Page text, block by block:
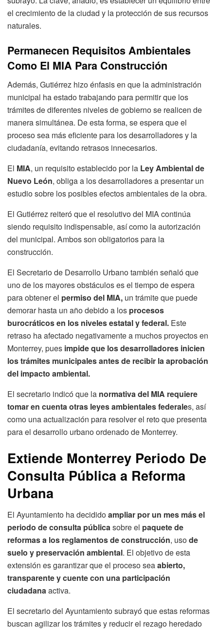
el crecimiento de la ciudad y la protección de sus recursos
naturales.
Permanecen Requisitos Ambientales
Como El MIA Para Construcción
Además, Gutiérrez hizo énfasis en que la administración
municipal ha estado trabajando para permitir que los
trámites de diferentes niveles de gobierno se realicen de
manera simultánea. De esta forma, se espera que el
proceso sea más eficiente para los desarrolladores y la
ciudadanía, evitando retrasos innecesarios.
El MIA, un requisito establecido por la Ley Ambiental de
Nuevo León, obliga a los desarrolladores a presentar un
estudio sobre los posibles efectos ambientales de la obra.
El Gutiérrez reiteró que el resolutivo del MIA continúa
siendo requisito indispensable, así como la autorización
del municipal. Ambos son obligatorios para la
construcción.
El Secretario de Desarrollo Urbano también señaló que
uno de los mayores obstáculos es el tiempo de espera
para obtener el permiso del MIA, un trámite que puede
demorar hasta un año debido a los procesos
burocráticos en los niveles estatal y federal. Este
retraso ha afectado negativamente a muchos proyectos en
Monterrey, pues impide que los desarrolladores inicien
los trámites municipales antes de recibir la aprobación
del impacto ambiental.
El secretario indicó que la normativa del MIA requiere
tomar en cuenta otras leyes ambientales federales, así
como una actualización para resolver el reto que presenta
para el desarrollo urbano ordenado de Monterrey.
Extiende Monterrey Periodo De
Consulta Pública a Reforma
Urbana
El Ayuntamiento ha decididoampliar por un mes más el
periodo de consulta públicasobre el paquete de
reformas a los reglamentos de construcción, usode
suelo y preservación ambiental. El objetivo de esta
extensión es garantizar que el proceso seaabierto,
transparente y cuente con una participación
ciudadanaactiva.
El secretario del Ayuntamiento subrayó que estas reformas
buscan agilizar los trámites y reducir el rezago heredado